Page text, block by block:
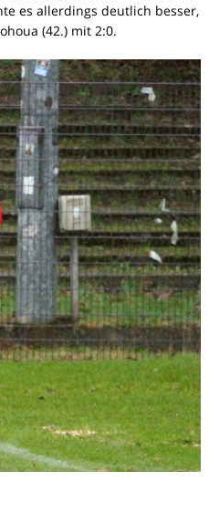
es allerdings deutlich besser,
(42.) mit 2:0.